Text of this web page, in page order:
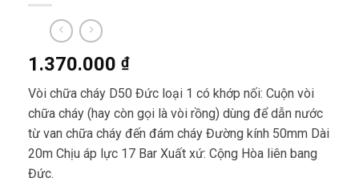
1.370.000 ₫
Vòi chữa cháy D50 Đức loại 1 có khớp nối: Cuộn vòi
chữa cháy (hay còn gọi là vòi rồng) dùng để dẫn nước
từ van chữa cháy đến đám cháy Đường kính 50mm Dài
20m Chịu áp lực 17 Bar Xuất xứ: Cộng Hòa liên bang
Đức.